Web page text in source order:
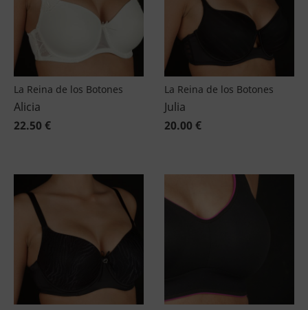
La Reina de los Botones
Alicia
22.50 €
La Reina de los Botones
Julia
20.00 €